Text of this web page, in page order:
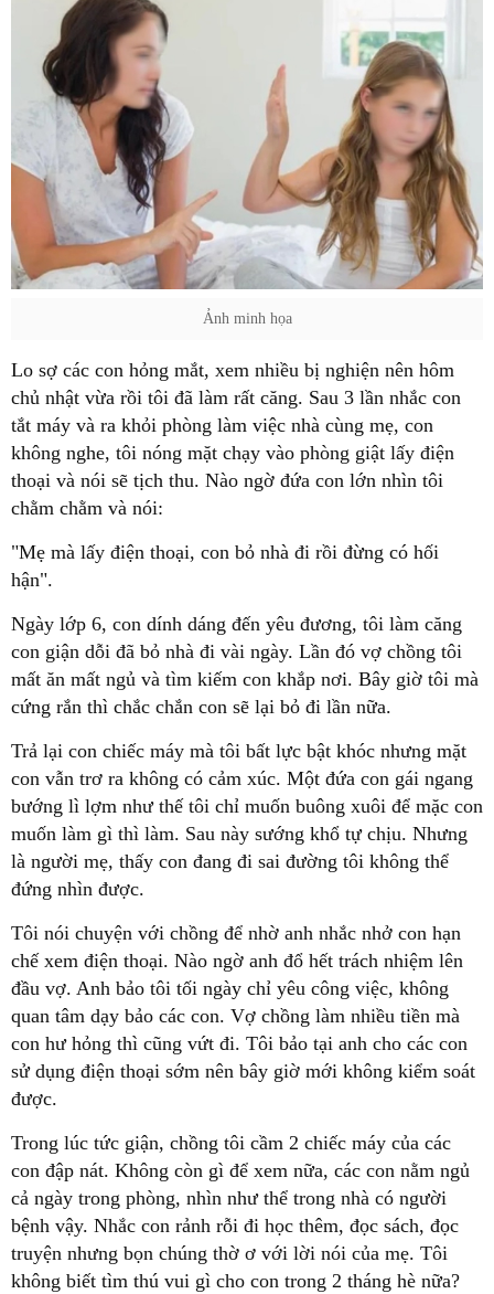
Ảnh minh họa
Lo sợ các con hỏng mắt, xem nhiều bị nghiện nên hôm
chủ nhật vừa rồi tôi đã làm rất căng. Sau 3 lần nhắc con
tắt máy và ra khỏi phòng làm việc nhà cùng mẹ, con
không nghe, tôi nóng mặt chạy vào phòng giật lấy điện
thoại và nói sẽ tịch thu. Nào ngờ đứa con lớn nhìn tôi
chằm chằm và nói:
"Mẹ mà lấy điện thoại, con bỏ nhà đi rồi đừng có hối
hận".
Ngày lớp 6, con dính dáng đến yêu đương, tôi làm căng
con giận dỗi đã bỏ nhà đi vài ngày. Lần đó vợ chồng tôi
mất ăn mất ngủ và tìm kiếm con khắp nơi. Bây giờ tôi mà
cứng rắn thì chắc chắn con sẽ lại bỏ đi lần nữa.
Trả lại con chiếc máy mà tôi bất lực bật khóc nhưng mặt
con vẫn trơ ra không có cảm xúc. Một đứa con gái ngang
bướng lì lợm như thế tôi chỉ muốn buông xuôi để mặc con
muốn làm gì thì làm. Sau này sướng khổ tự chịu. Nhưng
là người mẹ, thấy con đang đi sai đường tôi không thể
đứng nhìn được.
Tôi nói chuyện với chồng để nhờ anh nhắc nhở con hạn
chế xem điện thoại. Nào ngờ anh đổ hết trách nhiệm lên
đầu vợ. Anh bảo tôi tối ngày chỉ yêu công việc, không
quan tâm dạy bảo các con. Vợ chồng làm nhiều tiền mà
con hư hỏng thì cũng vứt đi. Tôi bảo tại anh cho các con
sử dụng điện thoại sớm nên bây giờ mới không kiểm soát
được.
Trong lúc tức giận, chồng tôi cầm 2 chiếc máy của các
con đập nát. Không còn gì để xem nữa, các con nằm ngủ
cả ngày trong phòng, nhìn như thể trong nhà có người
bệnh vậy. Nhắc con rảnh rỗi đi học thêm, đọc sách, đọc
truyện nhưng bọn chúng thờ ơ với lời nói của mẹ. Tôi
không biết tìm thú vui gì cho con trong 2 tháng hè nữa?